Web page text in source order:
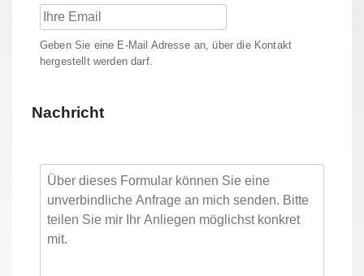
Geben Sie eine E-Mail Adresse an, über die Kontakt
hergestellt werden darf.
Nachricht